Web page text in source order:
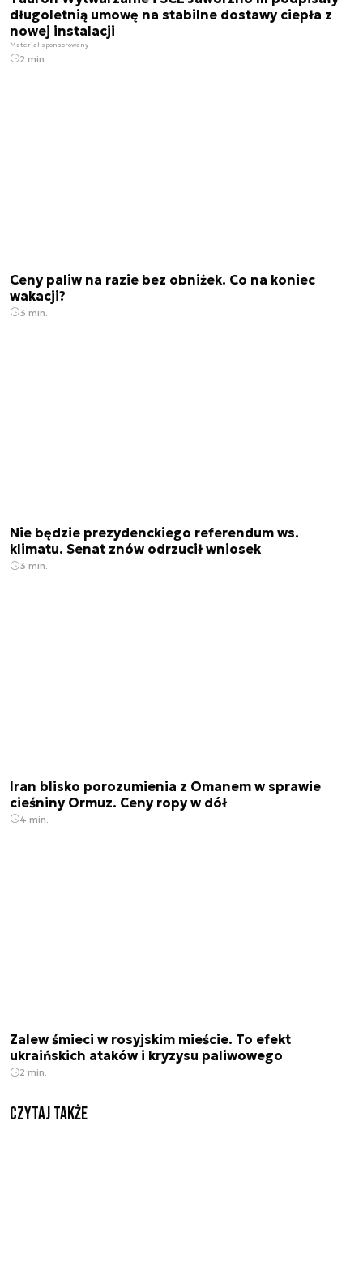
długoletnią umowę na stabilne dostawy ciepła z
nowej instalacji
Materiał sponsorowany
2 min.
Ceny paliw na razie bez obniżek. Co na koniec
wakacji?
3 min.
Nie będzie prezydenckiego referendum ws.
klimatu. Senat znów odrzucił wniosek
3 min.
Iran blisko porozumienia z Omanem w sprawie
cieśniny Ormuz. Ceny ropy w dół
4 min.
Zalew śmieci w rosyjskim mieście. To efekt
ukraińskich ataków i kryzysu paliwowego
2 min.
Czytaj także